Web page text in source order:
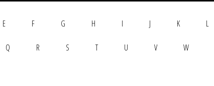
E F G H I J K L
Q R S T U V W